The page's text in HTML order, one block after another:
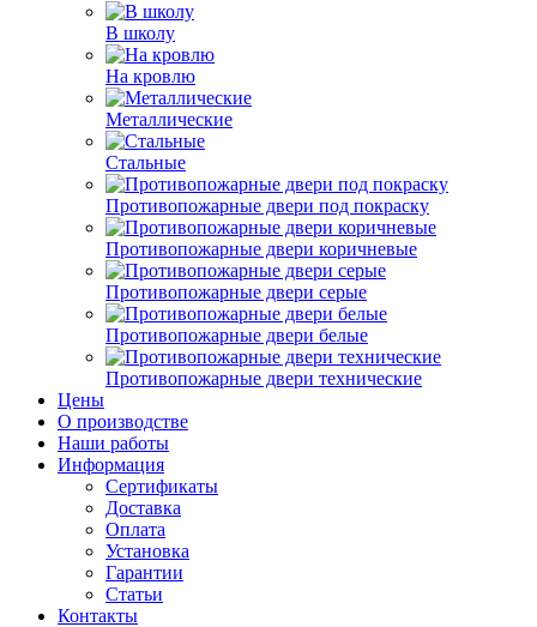
В школу
На кровлю
Металлические
Стальные
Противопожарные двери под покраску
Противопожарные двери коричневые
Противопожарные двери серые
Противопожарные двери белые
Противопожарные двери технические
Цены
О производстве
Наши работы
Информация
Сертификаты
Доставка
Оплата
Установка
Гарантии
Статьи
Контакты